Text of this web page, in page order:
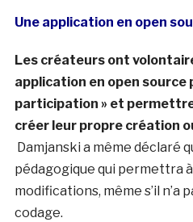
Une application en open
Les créateurs ont
application en open source
participation » et
créer leur propre création
Damjanski a même déclaré
pédagogique qui permettra
modifications, même s’il n’a
codage.